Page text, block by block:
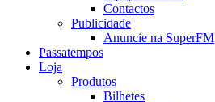
Contactos
Publicidade
Anuncie na SuperFM
Passatempos
Loja
Produtos
Bilhetes